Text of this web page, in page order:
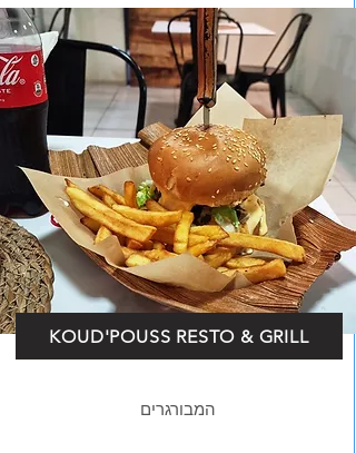
KOUD'POUSS RESTO & GRILL
המבורגרים